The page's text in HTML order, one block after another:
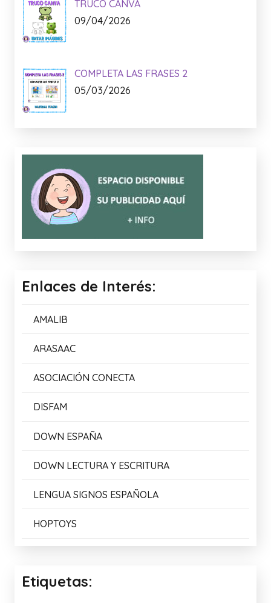
TRUCO CANVA
09/04/2026
COMPLETA LAS FRASES 2
05/03/2026
Enlaces de Interés:
AMALIB
ARASAAC
ASOCIACIÓN CONECTA
DISFAM
DOWN ESPAÑA
DOWN LECTURA Y ESCRITURA
LENGUA SIGNOS ESPAÑOLA
HOPTOYS
Etiquetas: